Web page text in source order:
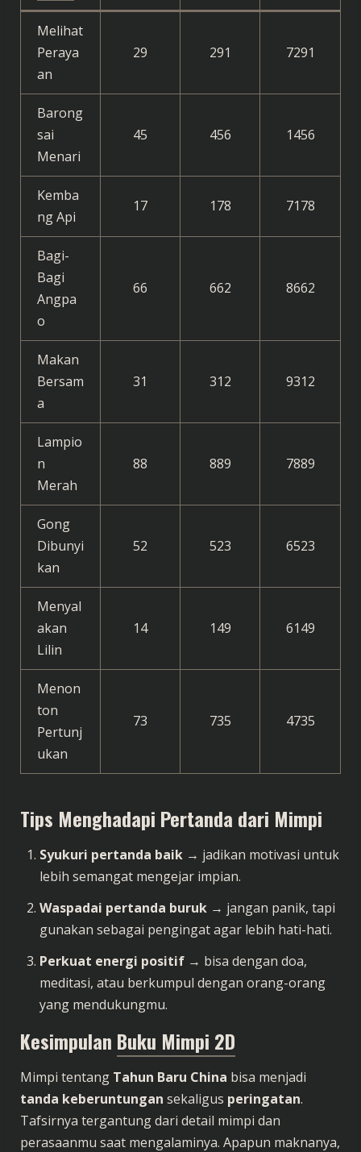
Melihat
Peraya
an
29 291 7291
Barong
sai
Menari
45 456 1456
Kemba
ng Api
17 178 7178
Bagi-
Bagi
Angpa
o
66 662 8662
Makan
Bersam
a
31 312 9312
Lampio
n
Merah
88 889 7889
Gong
Dibunyi
kan
52 523 6523
Menyal
akan
Lilin
14 149 6149
Menon
ton
Pertunj
ukan
73 735 4735
Tips Menghadapi Pertanda dari Mimpi
Syukuri pertanda baik → jadikan motivasi untuk
lebih semangat mengejar impian.
Waspadai pertanda buruk → jangan panik, tapi
gunakan sebagai pengingat agar lebih hati-hati.
Perkuat energi positif → bisa dengan doa,
meditasi, atau berkumpul dengan orang-orang
yang mendukungmu.
Kesimpulan Buku Mimpi 2D
Mimpi tentang Tahun Baru China bisa menjadi
tanda keberuntungan sekaligus peringatan.
Tafsirnya tergantung dari detail mimpi dan
perasaanmu saat mengalaminya. Apapun maknanya,